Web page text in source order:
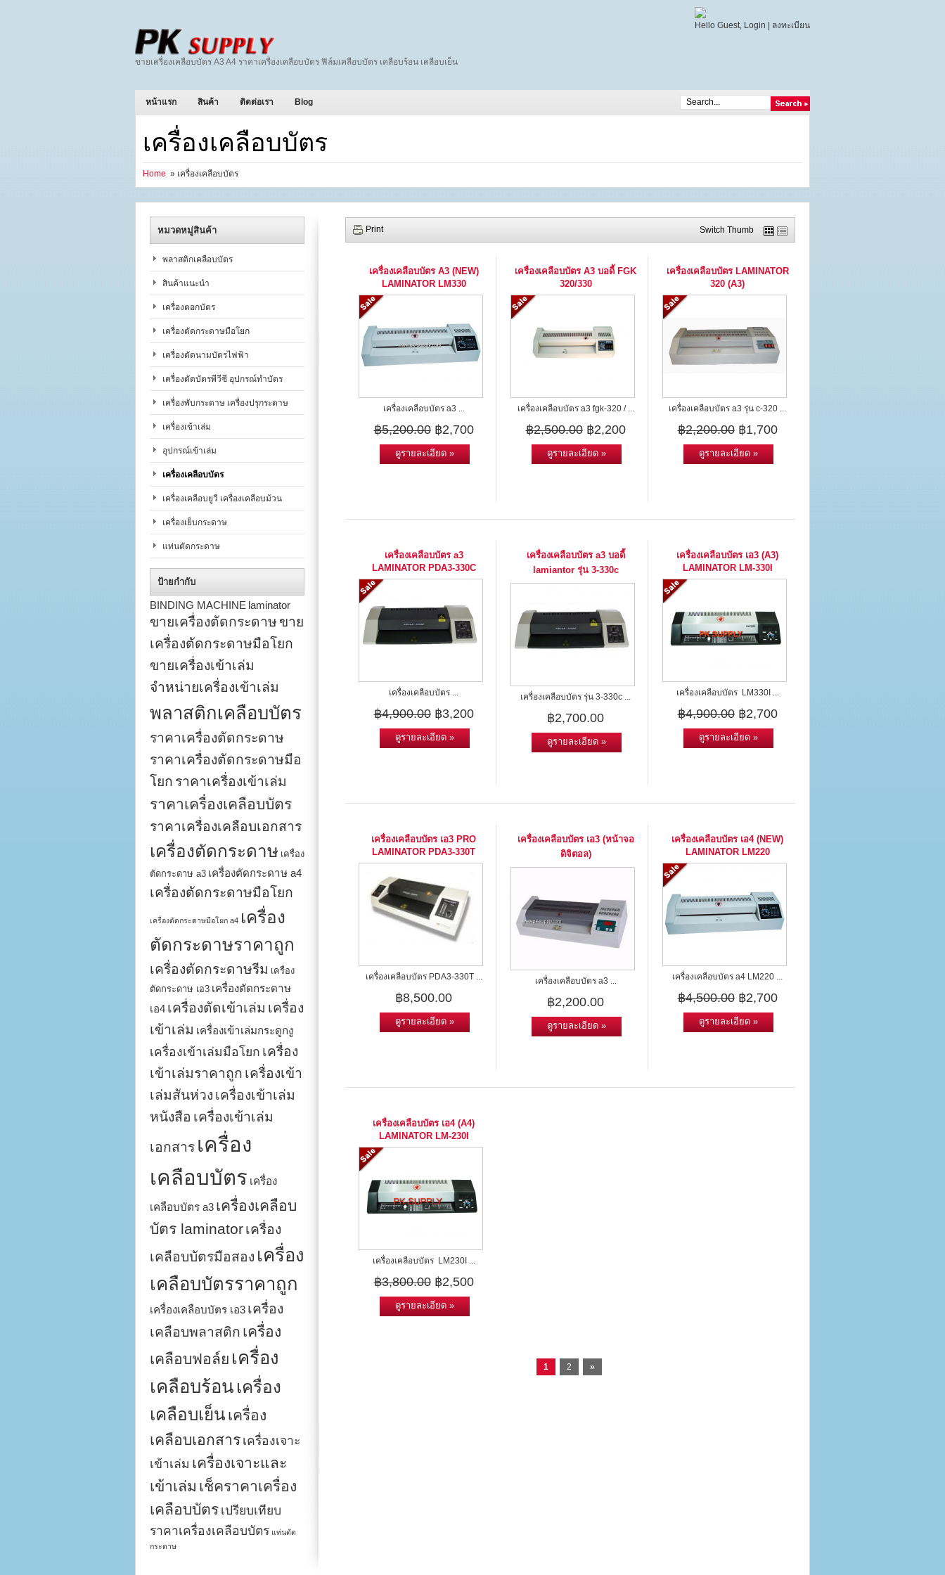
ขายเครื่องเคลือบบัตร A3 A4 ราคาเครื่องเคลือบบัตร ฟิล์มเคลือบบัตร เคลือบร้อน เคลือบเย็น
Hello Guest, Login ลงทะเบียน
หน้าแรก สินค้า ติดต่อเรา Blog
เครื่องเคลือบบัตร
Home » เครื่องเคลือบบัตร
Print Switch Thumb
เครื่องเคลือบบัตร A3 (NEW)
LAMINATOR LM330
เครื่องเคลือบบัตร a3 ...
฿5,200.00฿2,700
ดูรายละเอียด »
เครื่องเคลือบบัตร A3 บอดี้ FGK
320/330
เครื่องเคลือบบัตร a3 fgk-320 / ...
฿2,500.00฿2,200
ดูรายละเอียด »
เครื่องเคลือบบัตร LAMINATOR
320 (A3)
เครื่องเคลือบบัตร a3 รุ่น c-320 ...
฿2,200.00฿1,700
ดูรายละเอียด »
เครื่องเคลือบบัตร a3
LAMINATOR PDA3-330C
เครื่องเคลือบบัตร ...
฿4,900.00฿3,200
ดูรายละเอียด »
เครื่องเคลือบบัตร a3 บอดี้
lamiantor รุ่น 3-330c
เครื่องเคลือบบัตร รุ่น 3-330c ...
฿2,700.00
ดูรายละเอียด »
เครื่องเคลือบบัตร เอ3 (A3)
LAMINATOR LM-330I
เครื่องเคลือบบัตร LM330I ...
฿4,900.00฿2,700
ดูรายละเอียด »
เครื่องเคลือบบัตร เอ3 PRO
LAMINATOR PDA3-330T
เครื่องเคลือบบัตร PDA3-330T ...
฿8,500.00
ดูรายละเอียด »
เครื่องเคลือบบัตร เอ3 (หน้าจอ
ดิจิตอล)
เครื่องเคลือบบัตร a3 ...
฿2,200.00
ดูรายละเอียด »
เครื่องเคลือบบัตร เอ4 (NEW)
LAMINATOR LM220
เครื่องเคลือบบัตร a4 LM220 ...
฿4,500.00฿2,700
ดูรายละเอียด »
เครื่องเคลือบบัตร เอ4 (A4)
LAMINATOR LM-230I
เครื่องเคลือบบัตร LM230I ...
฿3,800.00฿2,500
ดูรายละเอียด »
1 2 »
หมวดหมู่สินค้า
พลาสติกเคลือบบัตร
สินค้าแนะนำ
เครื่องตอกบัตร
เครื่องตัดกระดาษมือโยก
เครื่องตัดนามบัตรไฟฟ้า
เครื่องตัดบัตรพีวีซี อุปกรณ์ทำบัตร
เครื่องพับกระดาษ เครื่องปรุกระดาษ
เครื่องเข้าเล่ม
อุปกรณ์เข้าเล่ม
เครื่องเคลือบบัตร
เครื่องเคลือบยูวี เครื่องเคลือบม้วน
เครื่องเย็บกระดาษ
แท่นตัดกระดาษ
ป้ายกำกับ
BINDING MACHINE laminator
ขายเครื่องตัดกระดาษ ขาย
เครื่องตัดกระดาษมือโยก
ขายเครื่องเข้าเล่ม
จำหน่ายเครื่องเข้าเล่ม
พลาสติกเคลือบบัตร
ราคาเครื่องตัดกระดาษ
ราคาเครื่องตัดกระดาษมือ
โยก ราคาเครื่องเข้าเล่ม
ราคาเครื่องเคลือบบัตร
ราคาเครื่องเคลือบเอกสาร
เครื่องตัดกระดาษ เครื่อง
ตัดกระดาษ a3 เครื่องตัดกระดาษ a4
เครื่องตัดกระดาษมือโยก
เครื่องตัดกระดาษมือโยก a4 เครื่อง
ตัดกระดาษราคาถูก
เครื่องตัดกระดาษรีม เครื่อง
ตัดกระดาษ เอ3 เครื่องตัดกระดาษ
เอ4 เครื่องตัดเข้าเล่ม เครื่อง
เข้าเล่ม เครื่องเข้าเล่มกระดูกงู
เครื่องเข้าเล่มมือโยก เครื่อง
เข้าเล่มราคาถูก เครื่องเข้า
เล่มสันห่วง เครื่องเข้าเล่ม
หนังสือ เครื่องเข้าเล่ม
เอกสาร เครื่อง
เคลือบบัตร เครื่อง
เคลือบบัตร a3 เครื่องเคลือบ
บัตร laminatorเครื่อง
เคลือบบัตรมือสอง เครื่อง
เคลือบบัตรราคาถูก
เครื่องเคลือบบัตร เอ3 เครื่อง
เคลือบพลาสติก เครื่อง
เคลือบฟอล์ย เครื่อง
เคลือบร้อน เครื่อง
เคลือบเย็น เครื่อง
เคลือบเอกสาร เครื่องเจาะ
เข้าเล่ม เครื่องเจาะและ
เข้าเล่ม เช็คราคาเครื่อง
เคลือบบัตร เปรียบเทียบ
ราคาเครื่องเคลือบบัตร แท่นตัด
กระดาษ